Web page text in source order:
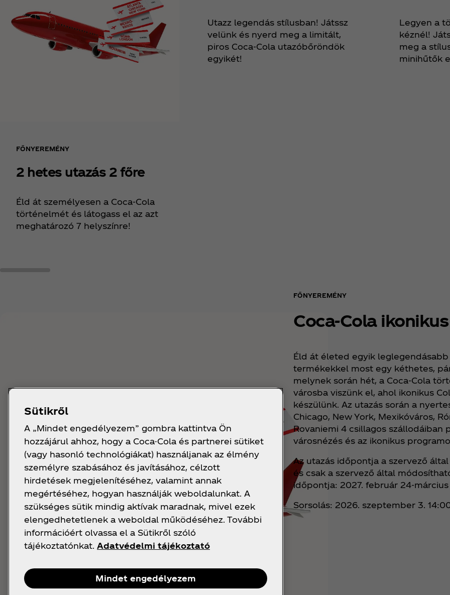
FŐNYEREMÉNY
2 hetes utazás 2 főre
Éld át személyesen a Coca‑Cola
történelmét és látogass el az azt
meghatározó 7 helyszínre!
Utazz legendás stílusban! Játssz
velünk és nyerd meg a limitált,
piros Coca‑Cola utazóbőröndök
egyikét!
Legyen a
kéznél!
meg a
minihűtők
FŐNYEREMÉNY
Coca‑Cola
Éld át életed egyik leglegendásabb
termékekkel most egy kéthetes,
melynek során hét, a Coca‑Cola
városba viszünk el, ahol ikonikus
készülünk. Az utazás során a
Chicago, New York, Mexikóváros,
Rovaniemi 4 csillagos szállodáiban
városnézés és az ikonikus
Az utazás időpontja a szervező
és csak a szervező által
időpontja: 2027. február 24-március
Sorsolás: 2026. szeptember 3.
Sütikről
A „Mindet engedélyezem” gombra kattintva Ön
hozzájárul ahhoz, hogy a Coca-Cola és partnerei sütiket
(vagy hasonló technológiákat) használjanak az élmény
személyre szabásához és javításához, célzott
hirdetések megjelenítéséhez, valamint annak
megértéséhez, hogyan használják weboldalunkat. A
szükséges sütik mindig aktívak maradnak, mivel ezek
elengedhetetlenek a weboldal működéséhez. További
információért olvassa el a Sütikről szóló
tájékoztatónkat. Adatvédelmi tájékoztató
Mindet engedélyezem